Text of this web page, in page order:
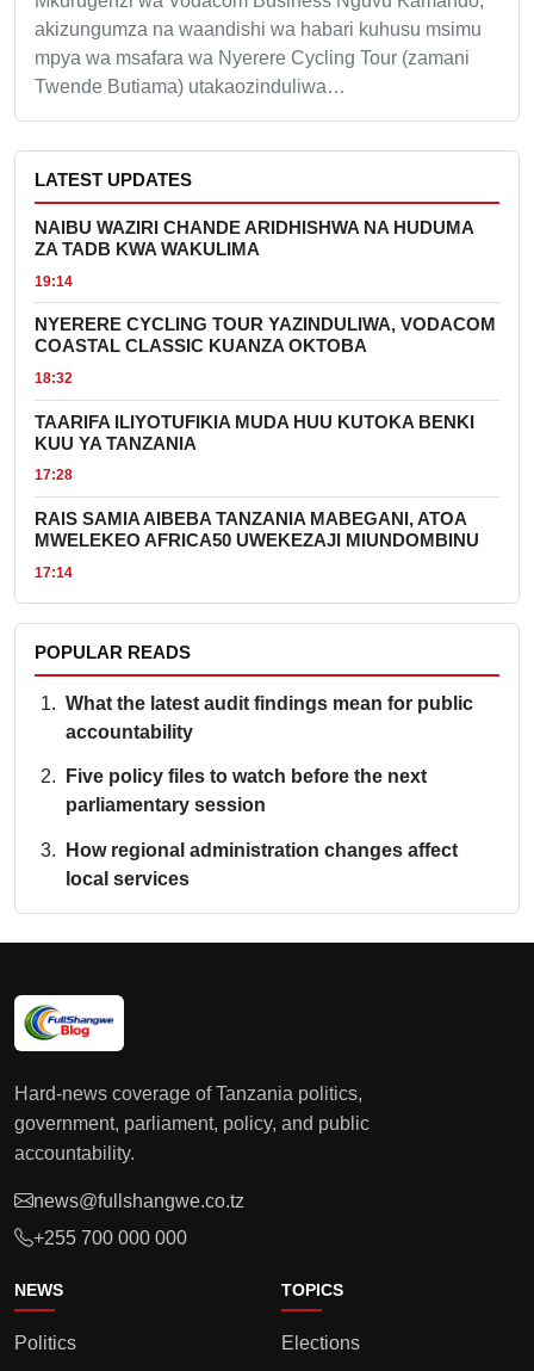
akizungumza na waandishi wa habari kuhusu msimu
mpya wa msafara wa Nyerere Cycling Tour (zamani
Twende Butiama) utakaozinduliwa…
LATEST UPDATES
NAIBU WAZIRI CHANDE ARIDHISHWA NA HUDUMA
ZA TADB KWA WAKULIMA
19:14
NYERERE CYCLING TOUR YAZINDULIWA, VODACOM
COASTAL CLASSIC KUANZA OKTOBA
18:32
TAARIFA ILIYOTUFIKIA MUDA HUU KUTOKA BENKI
KUU YA TANZANIA
17:28
RAIS SAMIA AIBEBA TANZANIA MABEGANI, ATOA
MWELEKEO AFRICA50 UWEKEZAJI MIUNDOMBINU
17:14
POPULAR READS
What the latest audit findings mean for public
accountability
Five policy files to watch before the next
parliamentary session
How regional administration changes affect
local services
Hard-news coverage of Tanzania politics,
government, parliament, policy, and public
accountability.
news@fullshangwe.co.tz
+255 700 000 000
NEWS
Politics
TOPICS
Elections